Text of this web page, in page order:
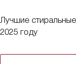
Лучшие
2025 году